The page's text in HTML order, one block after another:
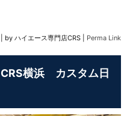
by ハイエース専門店CRS Perma Link
横浜 カスタム日